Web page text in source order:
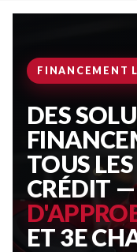
FINANCEMENT
DES
TOUS
CRÉDIT
ET 3E